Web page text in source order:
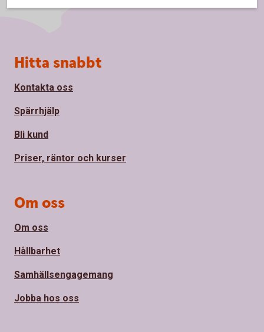
Sidfot
Hitta snabbt
Kontakta oss
Spärrhjälp
Bli kund
Priser, räntor och kurser
Om oss
Om oss
Hållbarhet
Samhällsengagemang
Jobba hos oss